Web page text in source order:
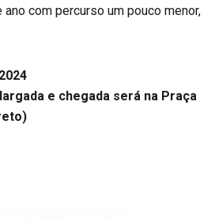
com percurso um pouco menor,
largada e chegada será na Praça